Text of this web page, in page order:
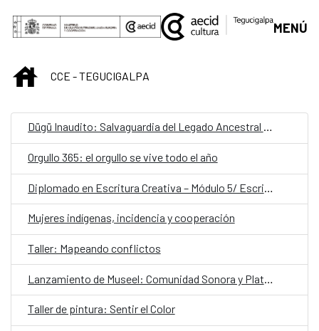
Saltar al contenido principal
MENÚ
INICIOCCE - TEGUCIGALPA
Dügü Inaudito: Salvaguardia del Legado Ancestral Garífuna/ Presentación pública de resultados y diálogo sobre patrimonio vivo
Orgullo 365: el orgullo se vive todo el año
Mujeres indígenas, incidencia y cooperación
Taller: Mapeando conflictos
Taller de pintura: Sentir el Color